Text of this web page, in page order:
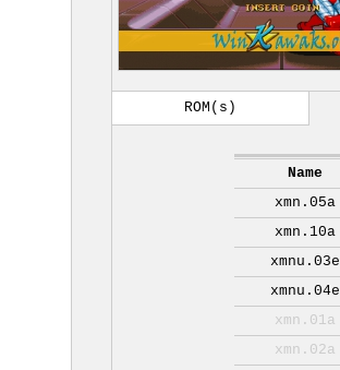
ROM(s)
Name
xmn.05a
xmn.10a
xmnu.03e
xmnu.04e
xmn.01a
xmn.02a